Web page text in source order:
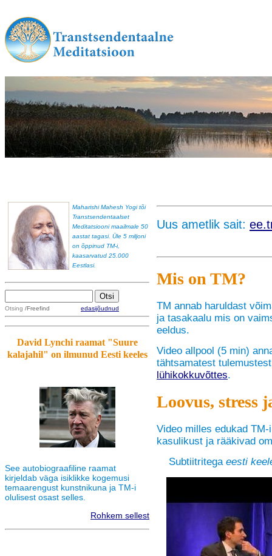
Maharishi Mahesh Yogi tõi
Transtsendentaalset
Meditatsiooni maailmale 50
aastat tagasi. Üle 5 miljoni
on õppinud TM-i,
kaasarvatud 25.000
Eestlasi.
Otsing /Freefind edasijõudnud
David Lynchi raamat "Suure
kalajahil" on ilmunud Eesti keeles
See autobiograafiline raamat
kirjeldab väga isiklikke kogemusi
temaarengust kunstnikuna ja TM-i
olulisest osast selles.
Rohkem sellest
Uus ametlik sait:
Mis on TM?
TM annab haruldast
ja tasakaalu mis on
eeldus.
Video allpool (5 min)
tähtsamatest
lühikokkuvõttes.
Loovus, stress
Video milles edukad
kasulikust ja rääkivad
Subtiitritega eesti